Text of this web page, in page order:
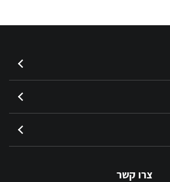
צרו קשר